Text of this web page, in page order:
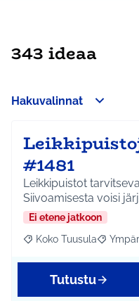
343 ideaa
Hakuvalinnat
#1481
Leikkipuistot
Siivoamisesta voisi
Ei etene jatkoon
Rajaa tulokset aihepiirin
Koko Tuusula Rajaa
Tutustu